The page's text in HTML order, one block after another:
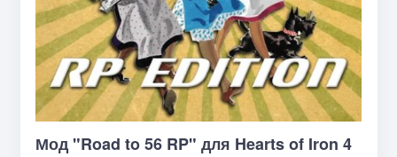
Мод "Road to 56 RP" для Hearts of Iron 4